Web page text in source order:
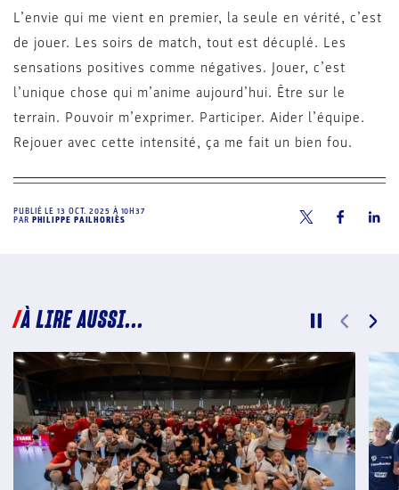
L’envie qui me vient en premier, la seule en vérité, c’est
de jouer. Les soirs de match, tout est décuplé. Les
sensations positives comme négatives. Jouer, c’est
l’unique chose qui m’anime aujourd’hui. Être sur le
terrain. Pouvoir m’exprimer. Participer. Aider l’équipe.
Rejouer avec cette intensité, ça me fait un bien fou.
PUBLIÉ LE13 OCT. 2025 À 10H37
PAR PHILIPPE PAILHORIÈS
À LIRE AUSSI...